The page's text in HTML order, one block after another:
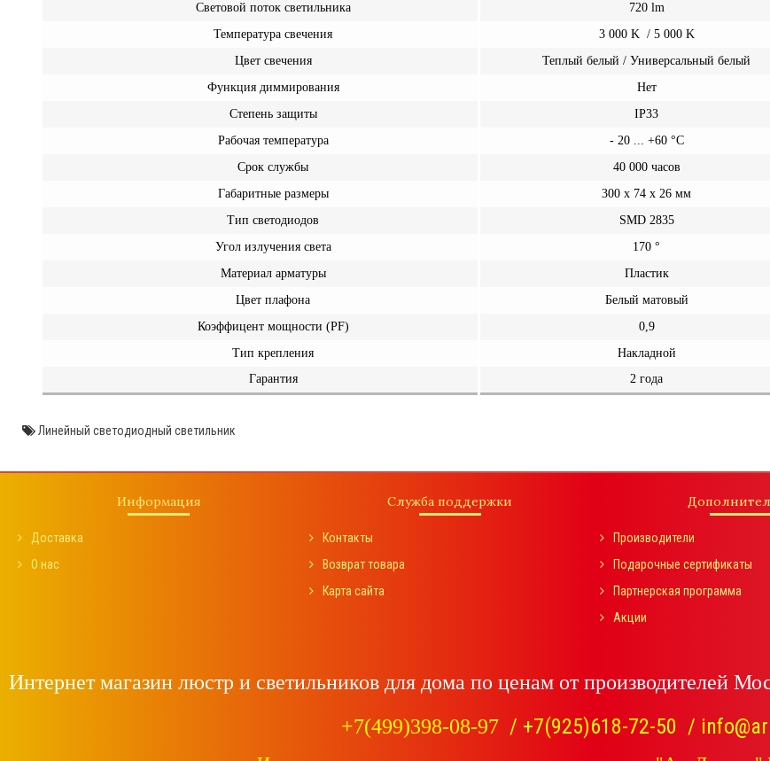
Световой поток светильника
720 lm
Температура свечения
3 000K / 5 000 K
Цвет свечения
Теплый белый/Универсальный белый
Функция диммирования
Нет
Степень защиты
IP33
Рабочая температура
- 20... +60 °C
Срок службы
40 000 часов
Габаритные размеры
300 x 74 х 26 мм
Тип светодиодов
SMD 2835
Угол излучения света
170 °
Материал арматуры
Пластик
Цвет плафона
Белый матовый
Коэффицент мощности (PF)
0,9
Тип крепления
Накладной
Гарантия
2 года
Линейный светодиодный светильник
Информация
Доставка
О нас
Служба поддержки
Контакты
Возврат товара
Карта сайта
Производители
Подарочные сертификаты
Партнерская программа
Акции
Интернет магазин люстр и светильников для дома по ценам от производителей
+7(499)398-08-97 / +7(925)618-72-50 /